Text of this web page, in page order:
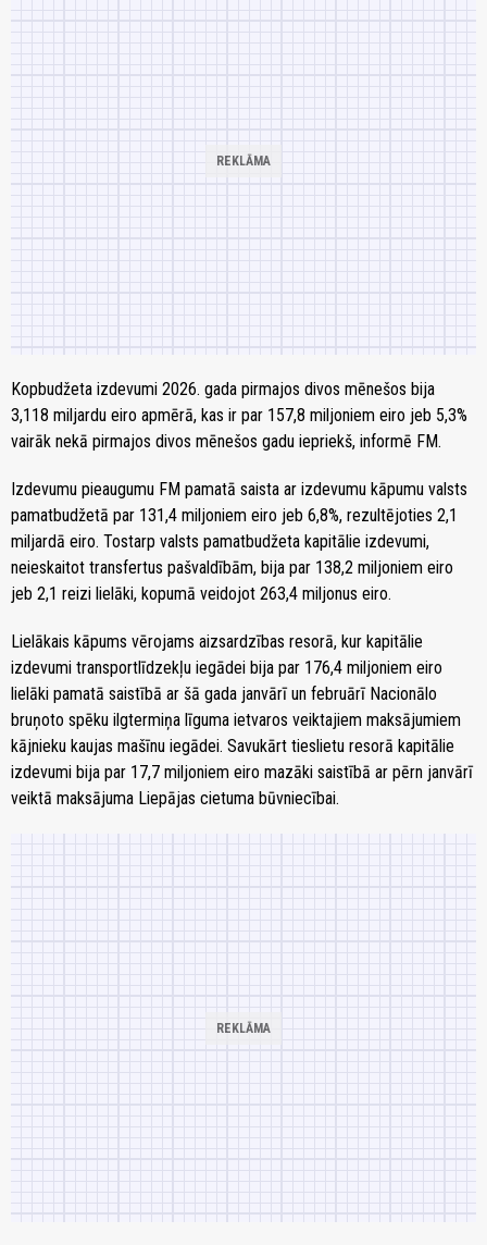
Kopbudžeta izdevumi 2026. gada pirmajos divos mēnešos bija
3,118 miljardu eiro apmērā, kas ir par 157,8 miljoniem eiro jeb 5,3%
vairāk nekā pirmajos divos mēnešos gadu iepriekš, informē FM.
Izdevumu pieaugumu FM pamatā saista ar izdevumu kāpumu valsts
pamatbudžetā par 131,4 miljoniem eiro jeb 6,8%, rezultējoties 2,1
miljardā eiro. Tostarp valsts pamatbudžeta kapitālie izdevumi,
neieskaitot transfertus pašvaldībām, bija par 138,2 miljoniem eiro
jeb 2,1 reizi lielāki, kopumā veidojot 263,4 miljonus eiro.
Lielākais kāpums vērojams aizsardzības resorā, kur kapitālie
izdevumi transportlīdzekļu iegādei bija par 176,4 miljoniem eiro
lielāki pamatā saistībā ar šā gada janvārī un februārī Nacionālo
bruņoto spēku ilgtermiņa līguma ietvaros veiktajiem maksājumiem
kājnieku kaujas mašīnu iegādei. Savukārt tieslietu resorā kapitālie
izdevumi bija par 17,7 miljoniem eiro mazāki saistībā ar pērn janvārī
veiktā maksājuma Liepājas cietuma būvniecībai.